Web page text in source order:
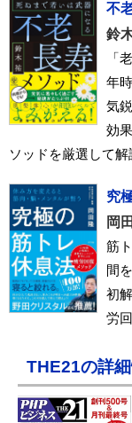
不
鈴
「
年
気
効
ソッドを厳選して解
究
岡
筋
間
初
労
THE21の詳